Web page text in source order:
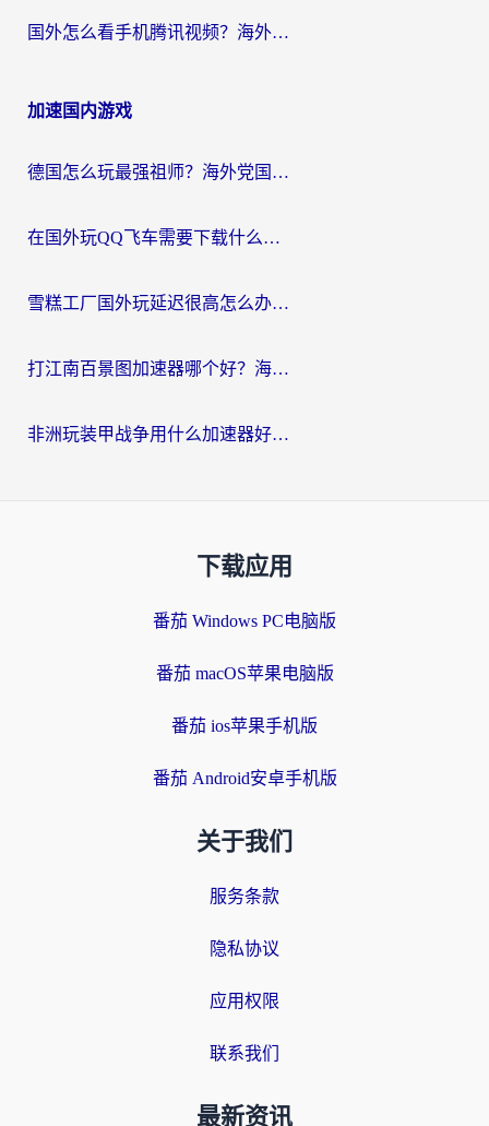
国外怎么看手机腾讯视频？海外党亲测有效的追剧加速器选择指南
加速国内游戏
德国怎么玩最强祖师？海外党国服游戏加速器选择全攻略（附宝可梦Online实测）
在国外玩QQ飞车需要下载什么加速器呢？海外党亲测有效的国服游戏加速指南
雪糕工厂国外玩延迟很高怎么办？海外玩家国服游戏加速终极攻略（附实测推荐）
打江南百景图加速器哪个好？海外党踩坑N次后，终于找到不卡的秘诀
非洲玩装甲战争用什么加速器好？海外党亲测有效的国服游戏加速方案
下载应用
番茄 Windows PC电脑版
番茄 macOS苹果电脑版
番茄 ios苹果手机版
番茄 Android安卓手机版
关于我们
服务条款
隐私协议
应用权限
联系我们
最新资讯